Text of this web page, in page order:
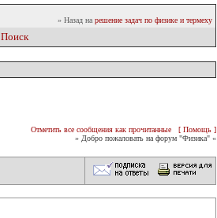
» Назад на решение задач по физике и термеху
Поиск
Отметить все сообщения как прочитанные
[ Помощь ]
» Добро пожаловать на форум "Физика" «